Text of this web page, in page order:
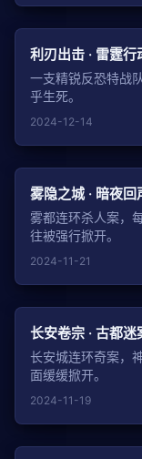
利刃出击 · 雷霆行
一支精锐反恐特战
乎生死。
2024-12-14
雾隐之城 · 暗夜回
雾都连环杀人案，
往被强行掀开。
2024-11-21
长安卷宗 · 古都迷
长安城连环奇案，
面缓缓掀开。
2024-11-19